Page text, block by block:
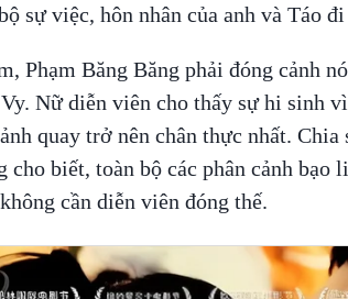
sự việc, hôn nhân của anh và Táo
Phạm Băng Băng phải đóng cảnh
Nữ diễn viên cho thấy sự hi sinh
quay trở nên chân thực nhất.
cho biết, toàn bộ các phân cảnh bạo
cần diễn viên đóng thế.